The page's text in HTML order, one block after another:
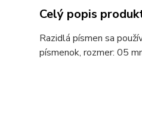
Celý popis
Razidlá písmen sa
písmenok, rozmer: 05